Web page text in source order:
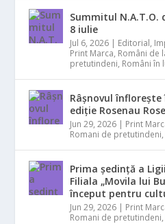
Summitul N.A.T.O.
8 iulie
Jul 6, 2026 | Editorial,
Print Marca, Români de
pretutindeni, Români în
Râșnovul
ediție Rosenau
Jun 29, 2026 | Print
Romani de pretutindeni,
Prima ședință a
Filiala „Movila lui
început pentru
Jun 29, 2026 | Print
Romani de pretutindeni,